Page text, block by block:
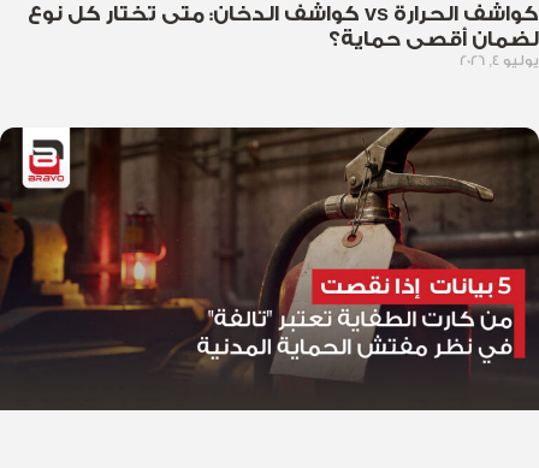
كواشف الحرارة vs كواشف الدخان: متى تختار كل نوع
لضمان أقصى حماية؟
يوليو 4, 2026